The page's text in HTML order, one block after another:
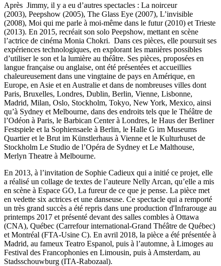
Après Jimmy, il y a eu d’autres spectacles : La noirceur
(2003), Peepshow (2005), The Glass Eye (2007), L’invisible
(2008), Moi qui me parle à moi-même dans le futur (2010) et Trieste
(2013). En 2015, recréait son solo Peepshow, mettant en scène
l’actrice de cinéma Monia Chokri. Dans ces pièces, elle poursuit ses
expériences technologiques, en explorant les manières possibles
d’utiliser le son et la lumière au théâtre. Ses pièces, proposées en
langue française ou anglaise, ont été présentées et accueillies
chaleureusement dans une vingtaine de pays en Amérique, en
Europe, en Asie et en Australie et dans de nombreuses villes dont
Paris, Bruxelles, Londres, Dublin, Berlin, Vienne, Lisbonne,
Madrid, Milan, Oslo, Stockholm, Tokyo, New York, Mexico, ainsi
qu’à Sydney et Melbourne, dans des endroits tels que le Théâtre de
l’Odéon à Paris, le Barbican Center à Londres, le Haus der Berliner
Festspiele et la Sophiensaele à Berlin, le Halle G im Museums
Quartier et le Brut im Künstlerhaus à Vienne et le Kulturhuset de
Stockholm Le Studio de l’Opéra de Sydney et Le Malthouse,
Merlyn Theatre à Melbourne.
En 2013, à l’invitation de Sophie Cadieux qui a initié ce projet, elle
a réalisé un collage de textes de l’auteure Nelly Arcan, qu’elle a mis
en scène à Espace GO, La fureur de ce que je pense. La pièce met
en vedette six actrices et une danseuse. Ce spectacle qui a remporté
un très grand succès a été repris dans une production d'Infrarouge au
printemps 2017 et présenté devant des salles combles à Ottawa
(CNA), Québec (Carrefour international-Grand Théâtre de Québec)
et Montréal (FTA-Usine C). En avril 2018, la pièce a été présentée à
Madrid, au fameux Teatro Espanol, puis à l’automne, à Limoges au
Festival des Francophonies en Limousin, puis à Amsterdam, au
Stadsschouwburg (ITA-Rabozaal).